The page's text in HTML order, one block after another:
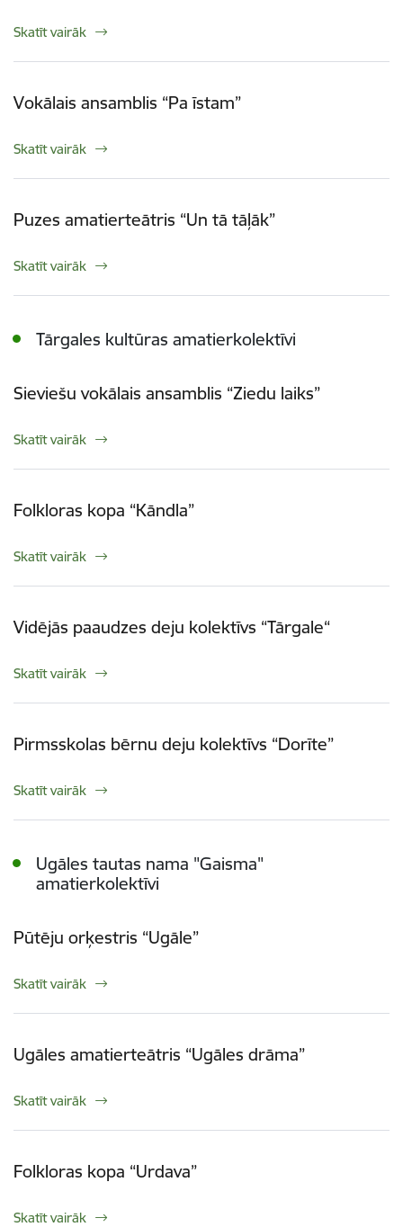
Skatīt vairāk
Vokālais ansamblis “Pa īstam”
Skatīt vairāk
Puzes amatierteātris “Un tā tāļāk”
Skatīt vairāk
Tārgales kultūras amatierkolektīvi
Sieviešu vokālais ansamblis “Ziedu laiks”
Skatīt vairāk
Folkloras kopa “Kāndla”
Skatīt vairāk
Vidējās paaudzes deju kolektīvs “Tārgale“
Skatīt vairāk
Pirmsskolas bērnu deju kolektīvs “Dorīte”
Skatīt vairāk
Ugāles tautas nama "Gaisma"
amatierkolektīvi
Pūtēju orķestris “Ugāle”
Skatīt vairāk
Ugāles amatierteātris “Ugāles drāma”
Skatīt vairāk
Folkloras kopa “Urdava”
Skatīt vairāk